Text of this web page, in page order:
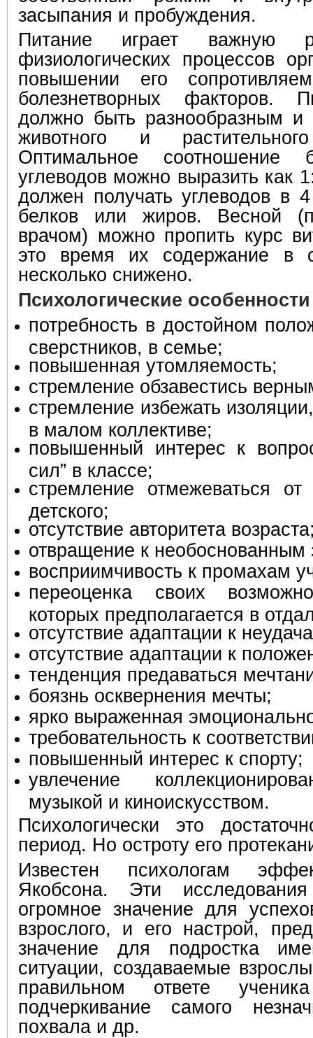
засыпания и пробуждения.
Питание играет важную
физиологических процессов
повышении его
болезнетворных факторов.
должно быть разнообразным и
животного и
Оптимальное
углеводов можно выразить как
должен получать углеводов в
белков или жиров. Весной
врачом) можно пропить курс
это время их содержание в
несколько снижено.
Психологические
потребность в достойном
сверстников, в семье;
повышенная утомляемость;
стремление обзавестись
стремление избежать
в малом коллективе;
повышенный интерес к
сил” в классе;
стремление отмежеваться от
детского;
отсутствие авторитета
отвращение к необоснованным
восприимчивость к промахам
переоценка своих
которых предполагается в
отсутствие адаптации к
отсутствие адаптации к
тенденция предаваться
боязнь осквернения мечты;
ярко выраженная
требовательность к
повышенный интерес к спорту;
увлечение
музыкой и киноискусством.
Психологически это
период. Но остроту его
Известен психологам
Якобсона. Эти
огромное значение для
взрослого, и его настрой,
значение для подростка
ситуации, создаваемые
правильном ответе
подчеркивание самого
похвала и др.